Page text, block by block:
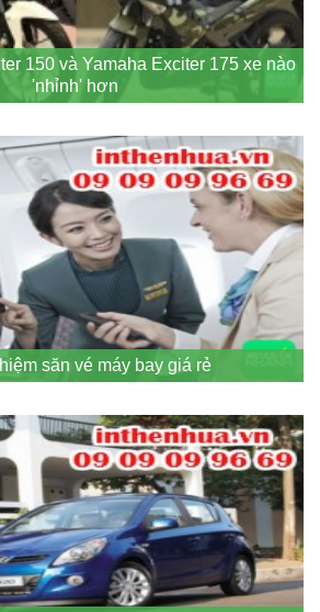
150 và Yamaha Exciter 175 xe nào
'nhỉnh' hơn
săn vé máy bay giá rẻ